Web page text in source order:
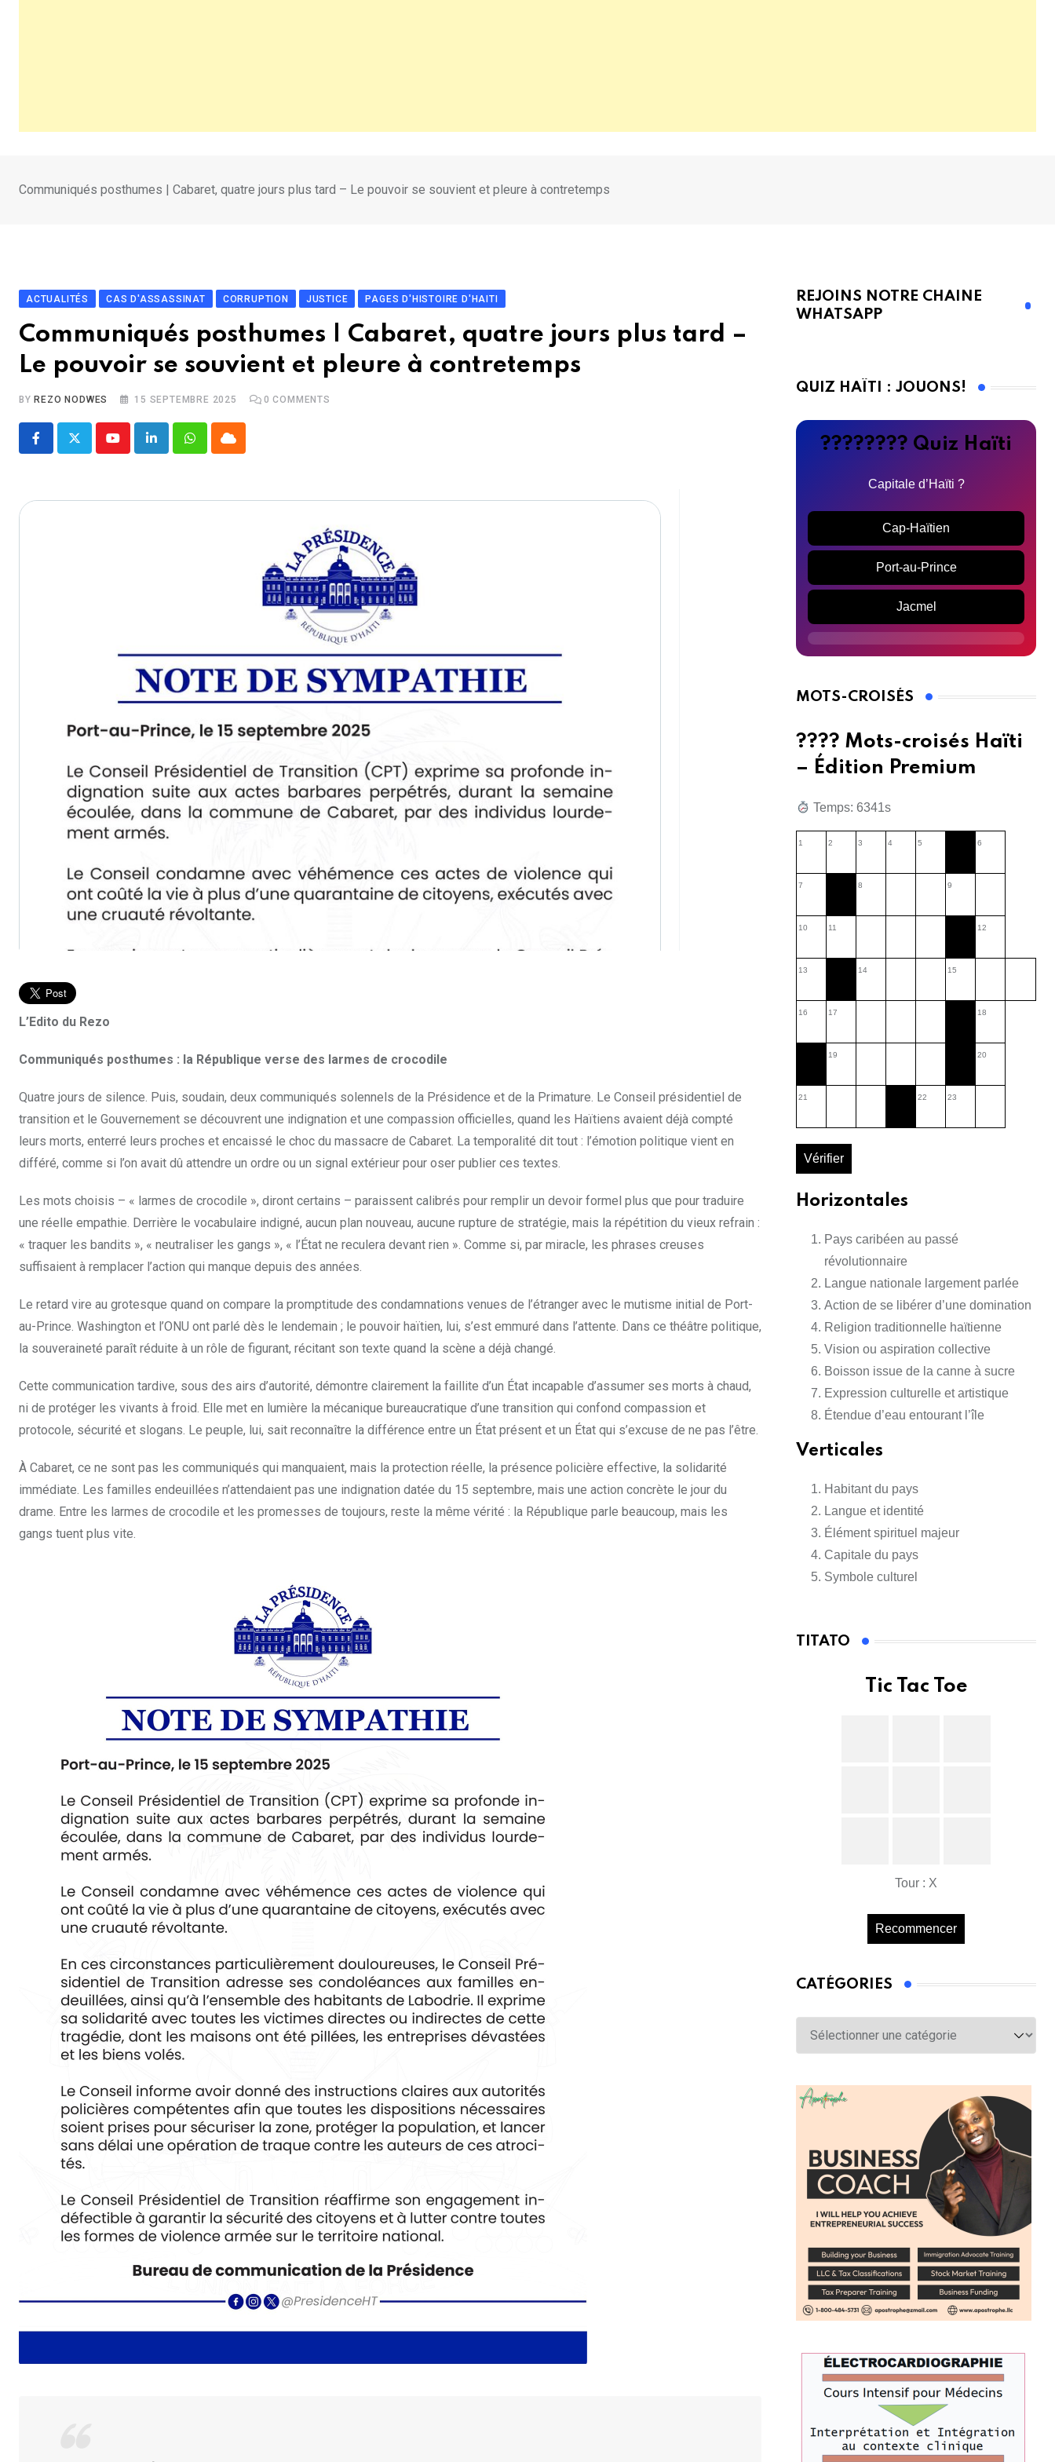
Communiqués posthumes | Cabaret, quatre jours plus tard – Le pouvoir se souvient et pleure à contretemps
ACTUALITÉS CAS D'ASSASSINAT CORRUPTION JUSTICE PAGES D'HISTOIRE D'HAITI
Communiqués posthumes | Cabaret, quatre jours plus tard –
Le pouvoir se souvient et pleure à contretemps
BY REZO NODWES 15 SEPTEMBRE 2025 0 COMMENTS
YoutubeLinkedInWhatsappCloud
L’Edito du Rezo
Communiqués posthumes : la République verse des larmes de crocodile
Quatre jours de silence. Puis, soudain, deux communiqués solennels de la Présidence et de la Primature. Le Conseil présidentiel de
transition et le Gouvernement se découvrent une indignation et une compassion officielles, quand les Haïtiens avaient déjà compté
leurs morts, enterré leurs proches et encaissé le choc du massacre de Cabaret. La temporalité dit tout : l’émotion politique vient en
différé, comme si l’on avait dû attendre un ordre ou un signal extérieur pour oser publier ces textes.
Les mots choisis – « larmes de crocodile », diront certains – paraissent calibrés pour remplir un devoir formel plus que pour traduire
une réelle empathie. Derrière le vocabulaire indigné, aucun plan nouveau, aucune rupture de stratégie, mais la répétition du vieux refrain :
« traquer les bandits », « neutraliser les gangs », « l’État ne reculera devant rien ». Comme si, par miracle, les phrases creuses
suffisaient à remplacer l’action qui manque depuis des années.
Le retard vire au grotesque quand on compare la promptitude des condamnations venues de l’étranger avec le mutisme initial de Port-
au-Prince. Washington et l’ONU ont parlé dès le lendemain ; le pouvoir haïtien, lui, s’est emmuré dans l’attente. Dans ce théâtre politique,
la souveraineté paraît réduite à un rôle de figurant, récitant son texte quand la scène a déjà changé.
Cette communication tardive, sous des airs d’autorité, démontre clairement la faillite d’un État incapable d’assumer ses morts à chaud,
ni de protéger les vivants à froid. Elle met en lumière la mécanique bureaucratique d’une transition qui confond compassion et
protocole, sécurité et slogans. Le peuple, lui, sait reconnaître la différence entre un État présent et un État qui s’excuse de ne pas l’être.
À Cabaret, ce ne sont pas les communiqués qui manquaient, mais la protection réelle, la présence policière effective, la solidarité
immédiate. Les familles endeuillées n’attendaient pas une indignation datée du 15 septembre, mais une action concrète le jour du
drame. Entre les larmes de crocodile et les promesses de toujours, reste la même vérité : la République parle beaucoup, mais les
gangs tuent plus vite.
REJOINS NOTRE CHAINE
WHATSAPP
QUIZ HAÏTI : JOUONS!
???????? Quiz Haïti
Capitale d’Haïti ?
Cap-Haïtien
Port-au-Prince
Jacmel
MOTS-CROISÉS
???? Mots-croisés Haïti
– Édition Premium
Temps: 6342s
1 2 3 4 5 6
7 8 9
10 11 12
13 14 15
16 17 18
19 20
21 22 23
Vérifier
Horizontales
Pays caribéen au passé
révolutionnaire
Langue nationale largement parlée
Action de se libérer d’une domination
Religion traditionnelle haïtienne
Vision ou aspiration collective
Boisson issue de la canne à sucre
Expression culturelle et artistique
Étendue d’eau entourant l’île
Verticales
Habitant du pays
Langue et identité
Élément spirituel majeur
Capitale du pays
Symbole culturel
TITATO
Tic Tac Toe
Tour : X
Recommencer
CATÉGORIES
Catégories